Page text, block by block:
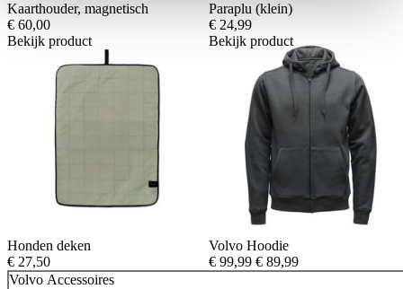
Kaarthouder, magnetisch
€ 60,00
Paraplu (klein)
€ 24,99
Bekijk product
Honden deken
€ 27,50
Bekijk product
Volvo Hoodie
€ 99,99 Oorspronkelijke
prijs
€ 89,99Huidige
prijs
Volvo Accessoires